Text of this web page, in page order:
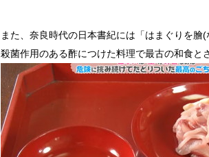
また、奈良時代の日本書紀には「はまぐりを
殺菌作用のある酢につけた料理で最古の和食と